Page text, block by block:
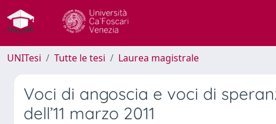
UNITesi Tutte le tesi Laurea magistrale
Voci di angoscia e voci di
dell’11 marzo 2011